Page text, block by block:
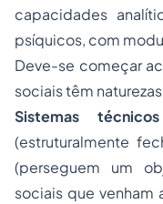
capacidades
psíquicos, com
Deve-se começar
sociais têm
Sistemas técnicos
(estruturalmente
(perseguem um
sociais que venham